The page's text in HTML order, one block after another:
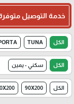
خدمة التوصيل
الكل TUNA
الكل سكني - يمين
الكل 90X200